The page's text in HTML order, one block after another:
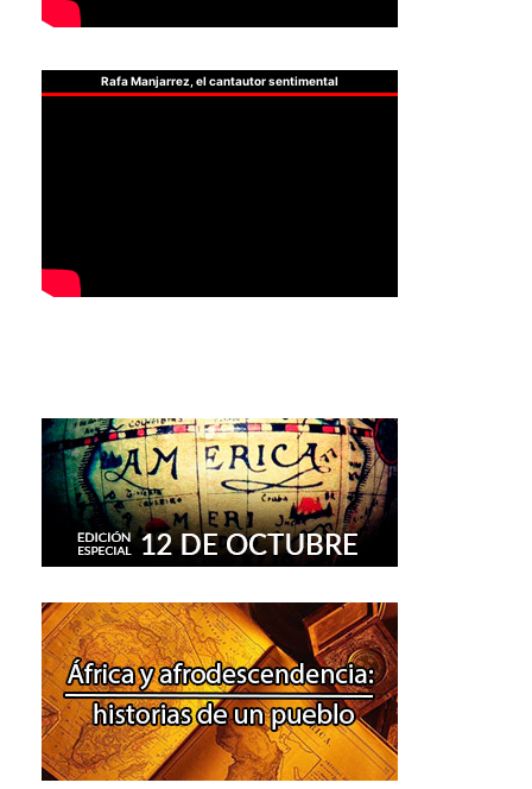
Rafa Manjarrez, el cantautor sentimental